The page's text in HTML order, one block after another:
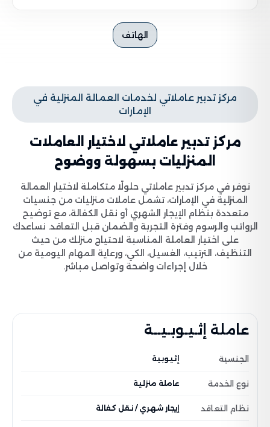
الهاتف
مركز تدبير عاملاتي لخدمات العمالة المنزلية في
الإمارات
مركز تدبير عاملاتي لاختيار العاملات
المنزليات بسهولة ووضوح
نوفر في مركز تدبير عاملاتي حلولًا متكاملة لاختيار العمالة
المنزلية في الإمارات، تشمل عاملات منزليات من جنسيات
متعددة بنظام الإيجار الشهري أو نقل الكفالة، مع توضيح
الرواتب والرسوم وفترة التجربة والضمان قبل التعاقد. نساعدك
على اختيار العاملة المناسبة لاحتياج منزلك من حيث
التنظيف، الترتيب، الغسيل، الكي، ورعاية المهام اليومية من
خلال إجراءات واضحة وتواصل مباشر.
عاملة إثـيـوبـيــة
الجنسية إثيوبية
نوع الخدمة عاملة منزلية
نظام التعاقد إيجار شهري / نقل كفالة